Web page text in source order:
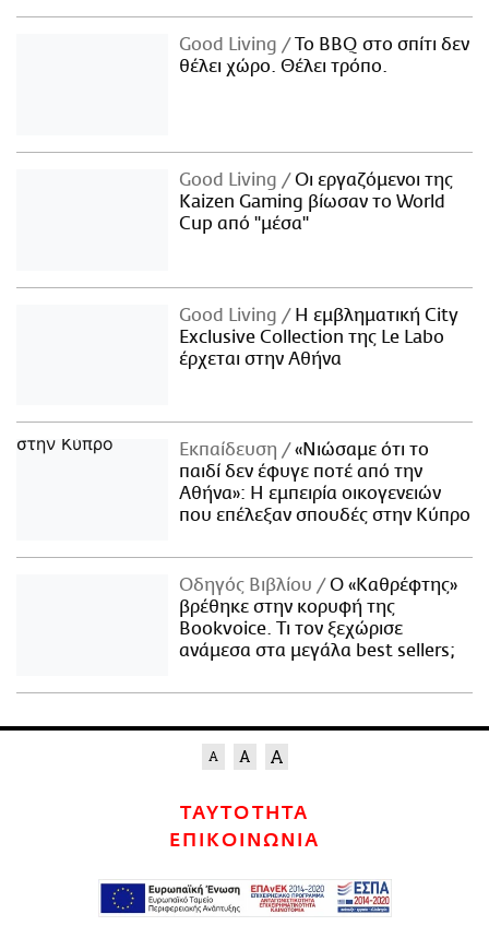
Good Living
Το BBQ στο σπίτι δεν
θέλει χώρο. Θέλει τρόπο.
Good Living
Οι εργαζόμενοι της
Kaizen Gaming βίωσαν το World
Cup από "μέσα"
Good Living
Η εμβληματική City
Exclusive Collection της Le Labo
έρχεται στην Αθήνα
Εκπαίδευση
«Νιώσαμε ότι το
παιδί δεν έφυγε ποτέ από την
Αθήνα»: Η εμπειρία οικογενειών
που επέλεξαν σπουδές στην Κύπρο
Οδηγός Βιβλίου
Ο «Καθρέφτης»
βρέθηκε στην κορυφή της
Bookvoice. Τι τον ξεχώρισε
ανάμεσα στα μεγάλα best sellers;
ΤΑΥΤΟΤΗΤΑ
ΕΠΙΚΟΙΝΩΝΙΑ